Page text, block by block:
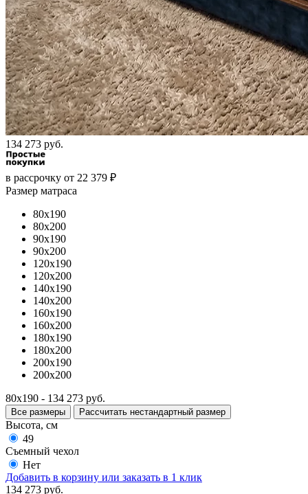
134 273 руб.
в рассрочку от 22 379 ₽
Размер матраса
80x190
80x200
90x190
90x200
120x190
120x200
140x190
140x200
160x190
160x200
180x190
180x200
200x190
200x200
80x190 - 134 273 руб.
Все размеры Рассчитать нестандартный размер
Высота, см
49
Съемный чехол
Нет
Добавить в корзину или заказать в 1 клик
134 273 руб.